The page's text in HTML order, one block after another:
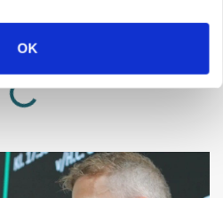
OK
Loading...